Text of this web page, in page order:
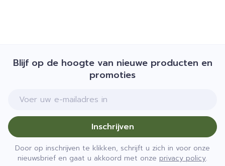
Blijf op de hoogte van nieuwe producten en
promoties
E-mail adres
Inschrijven
Door op inschrijven te klikken, schrijft u zich in voor onze
nieuwsbrief en gaat u akkoord met onze privacy policy.